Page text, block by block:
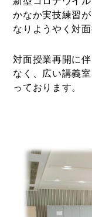
かなか実技練習
なりようやく対
対面授業再開に
なく、広い講義
っております。